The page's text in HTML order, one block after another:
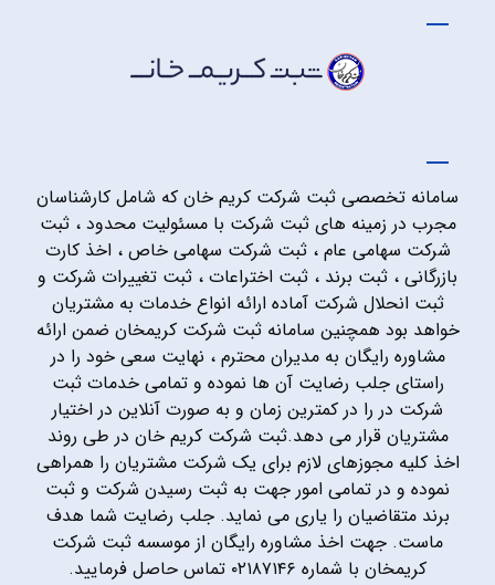
سامانه تخصصی ثبت شرکت کریم خان که شامل کارشناسان
مجرب در زمینه های ثبت شرکت با مسئولیت محدود ، ثبت
شرکت سهامی عام ، ثبت شرکت سهامی خاص ، اخذ کارت
بازرگانی ، ثبت برند ، ثبت اختراعات ، ثبت تغییرات شرکت و
ثبت انحلال شرکت آماده ارائه انواع خدمات به مشتریان
خواهد بود همچنین سامانه ثبت شرکت کریمخان ضمن ارائه
مشاوره رایگان به مدیران محترم ، نهایت سعی خود را در
راستای جلب رضایت آن ها نموده و تمامی خدمات ثبت
شرکت در را در کمترین زمان و به صورت آنلاین در اختیار
مشتریان قرار می دهد.ثبت شرکت کریم خان در طی روند
اخذ کلیه مجوزهای لازم برای یک شرکت مشتریان را همراهی
نموده و در تمامی امور جهت به ثبت رسیدن شرکت و ثبت
برند متقاضیان را یاری می نماید. جلب رضایت شما هدف
ماست. جهت اخذ مشاوره رایگان از موسسه ثبت شرکت
کریمخان با شماره ۰۲۱۸۷۱۴۶ تماس حاصل فرمایید.